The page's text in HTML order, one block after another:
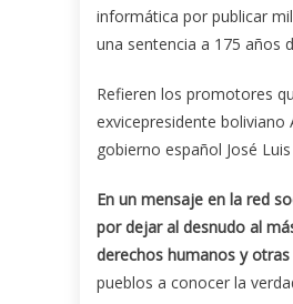
informática por publicar
una sentencia a 175 años
Refieren los promotores
exvicepresidente boliviano
gobierno español José
En un mensaje en la red
por dejar al desnudo al
derechos humanos y
pueblos a conocer la